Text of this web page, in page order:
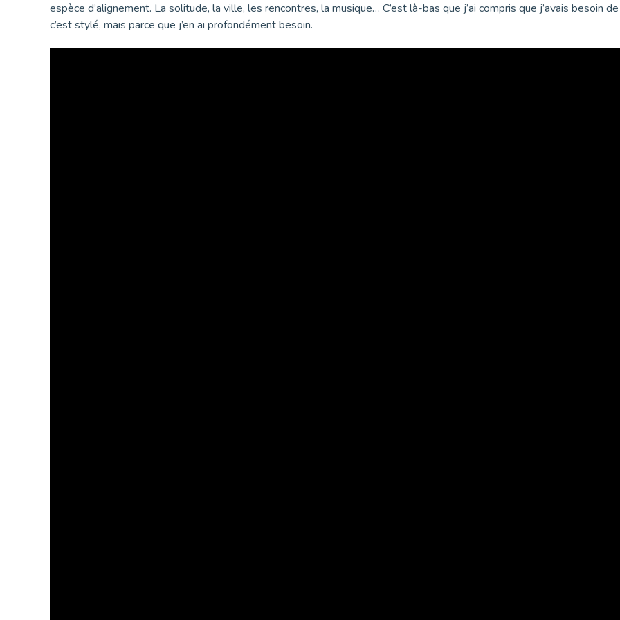
espèce d’alignement. La solitude, la ville, les rencontres, la musique… C’est là-bas que j’ai compris que j’avais besoin
c’est stylé, mais parce que j’en ai profondément besoin.